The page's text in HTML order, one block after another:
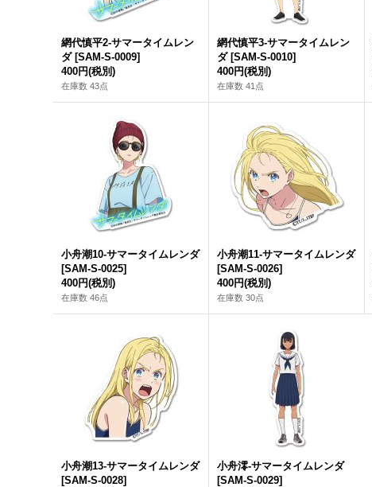
網代慎平2-サマータイムレン
ダ [SAM-S-0009]
400円(税別)
在庫数 43点
網代慎平3-サマータイムレン
ダ [SAM-S-0010]
400円(税別)
在庫数 41点
小舟潮10-サマータイムレンダ
[SAM-S-0025]
400円(税別)
在庫数 46点
小舟潮11-サマータイムレンダ
[SAM-S-0026]
400円(税別)
在庫数 30点
小舟潮13-サマータイムレンダ
[SAM-S-0028]
小舟澪-サマータイムレンダ
[SAM-S-0029]